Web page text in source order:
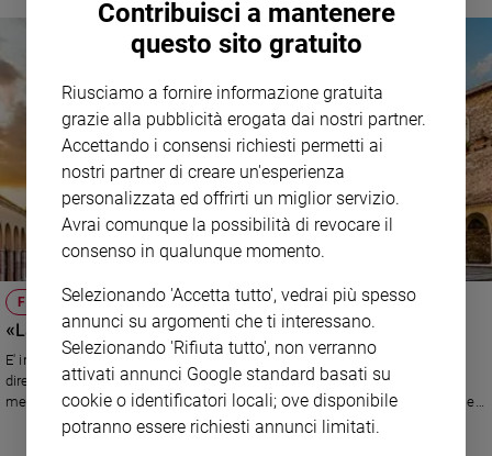
siamo
Contatti
Pubblicità
Redazione
Social
occasione dei 900 anni della morte di Sasso.
FRANCESCANI
«La Quaresima ci faccia diventare gentili verso gli altri»
E' iniziato il cammino che conduce alla Pasqua. Padre Enzo Fortunato,
direttore della sala stampa del Sacro Convento di Assisi, lancia un
messaggio e una riflessione su come vivere questo periodo di preghiera e
penitenza.
Contribuisci a mantenere
questo sito gratuito
Riusciamo a fornire informazione gratuita
grazie alla pubblicità erogata dai nostri partner.
Accettando i consensi richiesti permetti ai
nostri partner di creare un'esperienza
personalizzata ed offrirti un miglior servizio.
Avrai comunque la possibilità di revocare il
consenso in qualunque momento.
Selezionando 'Accetta tutto', vedrai più spesso
annunci su argomenti che ti interessano.
Selezionando 'Rifiuta tutto', non verranno
attivati annunci Google standard basati su
cookie o identificatori locali; ove disponibile
potranno essere richiesti annunci limitati.